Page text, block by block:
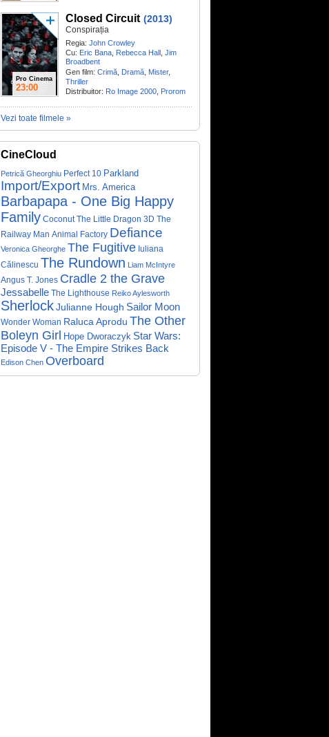
Pro Cinema
23:00
Closed Circuit (2013)
Conspirația
Regia: John Crowley
Cu: Eric Bana Rebecca Hall Jim
Broadbent
Gen film: Crimă Dramă Mister,
Thriller
Distribuitor: Ro Image 2000 Prorom
Vezi toate filmele »
CineCloud
Petrică Gheorghiu Perfect 10 Parkland
Import/Export Mrs. America
Barbapapa - One Big Happy
Family Coconut The Little Dragon 3D The
Railway Man Animal Factory Defiance
Veronica Gheorghe The Fugitive Iuliana
Călinescu The Rundown Liam McIntyre
Angus T. Jones Cradle 2 the Grave
Jessabelle The Lighthouse Reiko Aylesworth
SherlockJulianne Hough Sailor Moon
Wonder Woman Raluca Aprodu The Other
Boleyn Girl Hope Dworaczyk Star Wars:
Episode V - The Empire Strikes Back
Edison Chen Overboard